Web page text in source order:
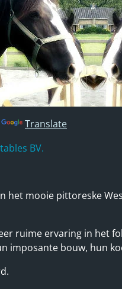
Translate
BV.
het mooie pittoreske
ruime ervaring in het
imposante bouw, hun